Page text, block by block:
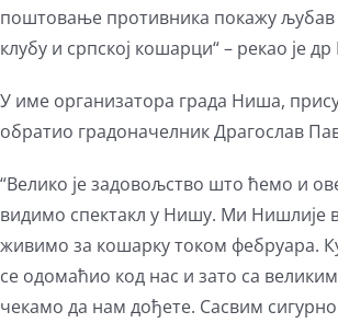
поштовање противника покажу
клубу и српској кошарци“ – рекао је
У име организатора града Ниша,
обратиo градоначелник Драгослав
“Велико је задовољство што ћемо и
видимо спектакл у Нишу. Ми Нишлије
живимо за кошарку током фебруара.
се одомаћио код нас и зато са
чекамо да нам дођете. Сасвим